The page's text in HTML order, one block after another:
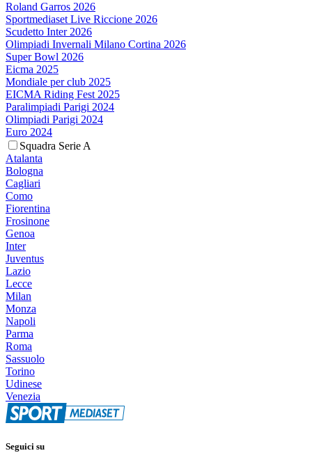
Roland Garros 2026
Sportmediaset Live Riccione 2026
Scudetto Inter 2026
Olimpiadi Invernali Milano Cortina 2026
Super Bowl 2026
Eicma 2025
Mondiale per club 2025
EICMA Riding Fest 2025
Paralimpiadi Parigi 2024
Olimpiadi Parigi 2024
Euro 2024
Squadra Serie A
Atalanta
Bologna
Cagliari
Como
Fiorentina
Frosinone
Genoa
Inter
Juventus
Lazio
Lecce
Milan
Monza
Napoli
Parma
Roma
Sassuolo
Torino
Udinese
Venezia
Seguici su